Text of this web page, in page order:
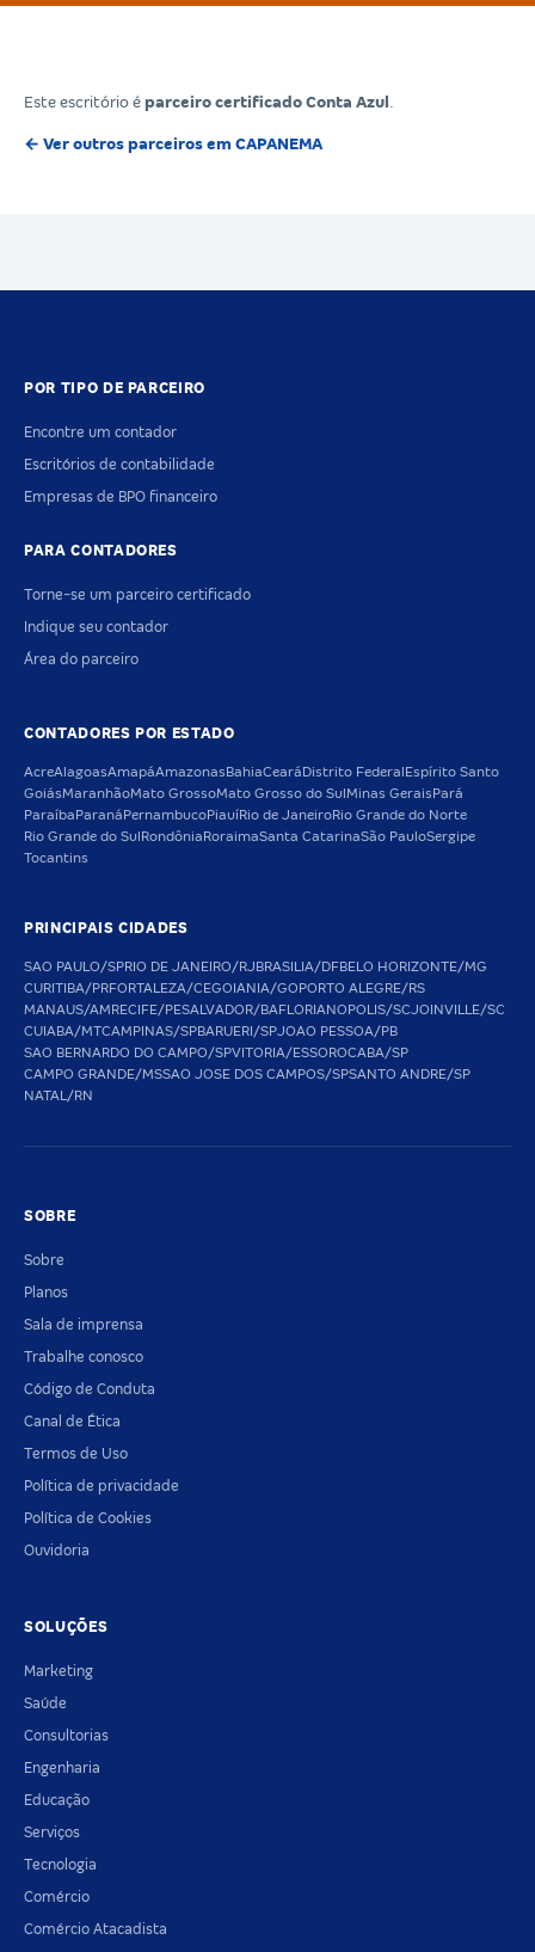
Este escritório é parceiro certificado Conta Azul
← Ver outros parceiros em CAPANEMA
POR TIPO DE PARCEIRO
Encontre um contador
Escritórios de contabilidade
Empresas de BPO financeiro
PARA CONTADORES
Torne-se um parceiro certificado
Indique seu contador
Área do parceiro
CONTADORES POR ESTADO
AcreAlagoasAmapáAmazonas BahiaCeará Distrito Federal Espírito Santo
GoiásMaranhãoMato GrossoMato Grosso do Sul Minas Gerais Pará
Paraíba Paraná PernambucoPiauíRio de JaneiroRio Grande do Norte
Rio Grande do Sul Rondônia RoraimaSanta CatarinaSão PauloSergipe
Tocantins
PRINCIPAIS CIDADES
SAO PAULO/SPRIO DE JANEIRO/RJBRASILIA/DFBELO HORIZONTE/MG
CURITIBA/PRFORTALEZA/CEGOIANIA/GOPORTO ALEGRE/RS
MANAUS/AMRECIFE/PESALVADOR/BAFLORIANOPOLIS/SCJOINVILLE/SC
CUIABA/MTCAMPINAS/SPBARUERI/SPJOAO PESSOA/PB
SAO BERNARDO DO CAMPO/SPVITORIA/ESSOROCABA/SP
CAMPO GRANDE/MSSAO JOSE DOS CAMPOS/SPSANTO ANDRE/SP
NATAL/RN
SOBRE
Sobre
Planos
Sala de imprensa
Trabalhe conosco
Código de Conduta
Canal de Ética
Termos de Uso
Política de privacidade
Política de Cookies
Ouvidoria
SOLUÇÕES
Marketing
Saúde
Consultorias
Engenharia
Educação
Serviços
Tecnologia
Comércio
Comércio Atacadista